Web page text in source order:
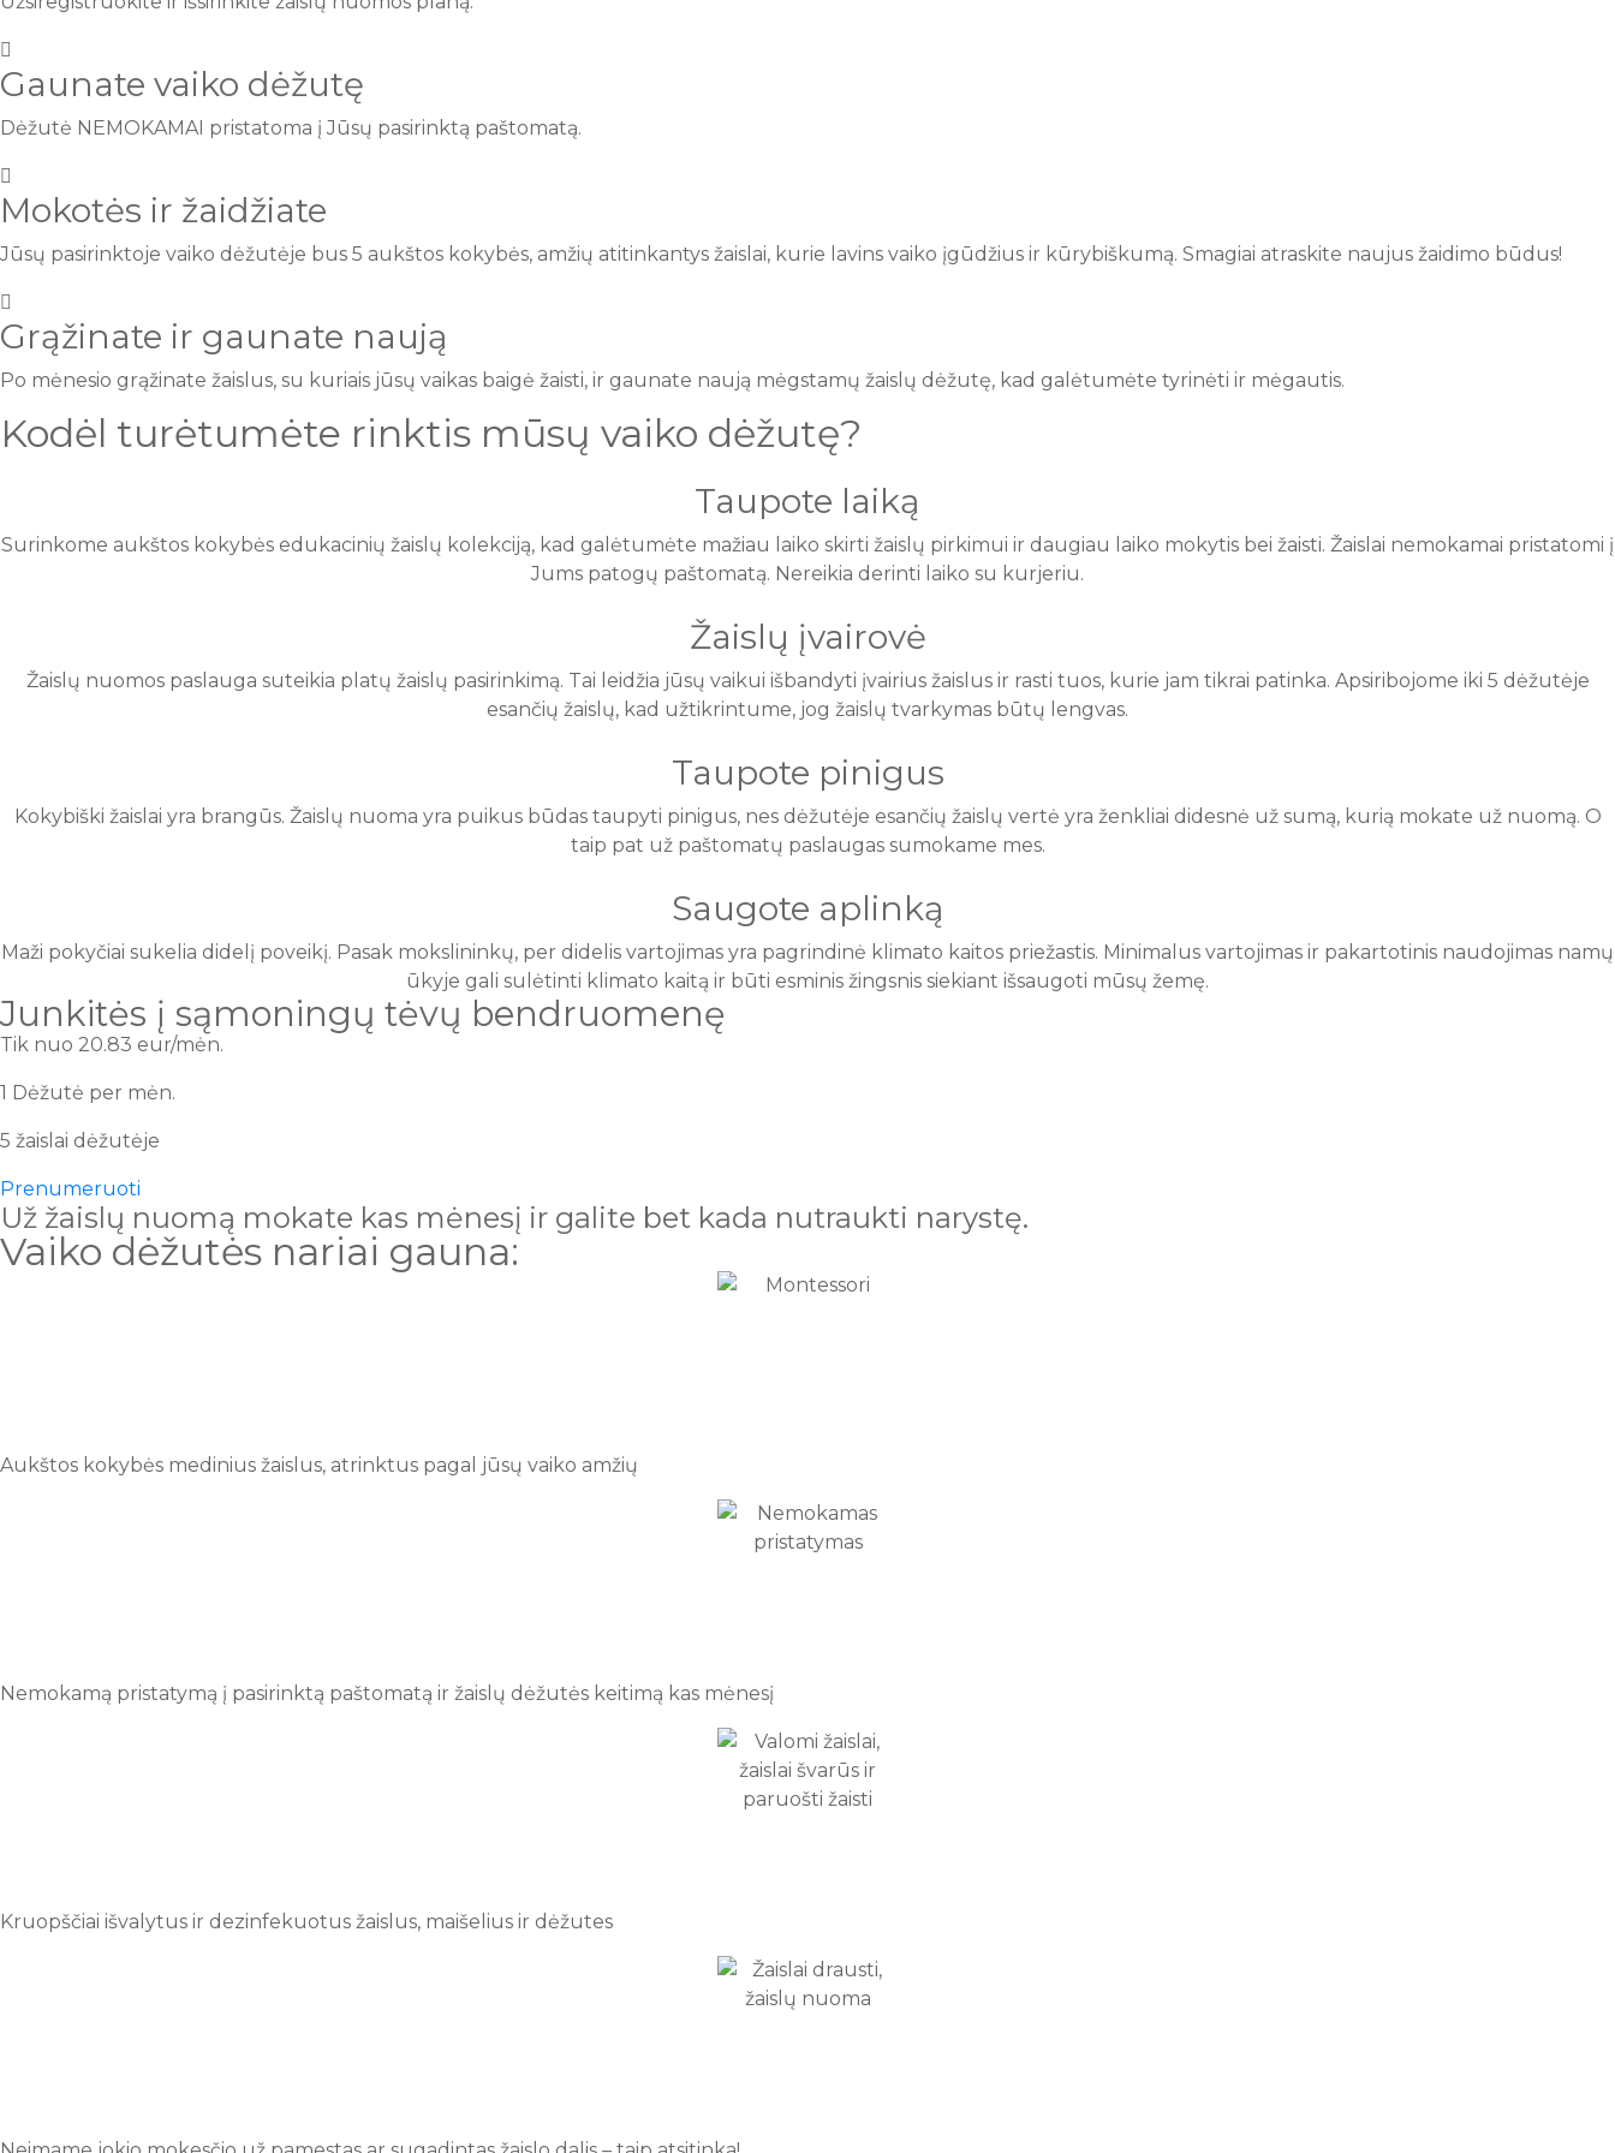
Gaunate vaiko dėžutę
Dėžutė NEMOKAMAI pristatoma į Jūsų pasirinktą paštomatą.
Mokotės ir žaidžiate
Jūsų pasirinktoje vaiko dėžutėje bus 5 aukštos kokybės, amžių atitinkantys žaislai, kurie lavins vaiko įgūdžius ir kūrybiškumą. Smagiai atraskite naujus žaidimo būdus!
Grąžinate ir gaunate naują
Po mėnesio grąžinate žaislus, su kuriais jūsų vaikas baigė žaisti, ir gaunate naują mėgstamų žaislų dėžutę, kad galėtumėte tyrinėti ir mėgautis.
Kodėl turėtumėte rinktis mūsų vaiko dėžutę?
Taupote laiką
Surinkome aukštos kokybės edukacinių žaislų kolekciją, kad galėtumėte mažiau laiko skirti žaislų pirkimui ir daugiau laiko mokytis bei žaisti. Žaislai nemokamai pristatomi į
Jums patogų paštomatą. Nereikia derinti laiko su kurjeriu.
Žaislų įvairovė
Žaislų nuomos paslauga suteikia platų žaislų pasirinkimą. Tai leidžia jūsų vaikui išbandyti įvairius žaislus ir rasti tuos, kurie jam tikrai patinka. Apsiribojome iki 5 dėžutėje
esančių žaislų, kad užtikrintume, jog žaislų tvarkymas būtų lengvas.
Taupote pinigus
Kokybiški žaislai yra brangūs. Žaislų nuoma yra puikus būdas taupyti pinigus, nes dėžutėje esančių žaislų vertė yra ženkliai didesnė už sumą, kurią mokate už nuomą. O
taip pat už paštomatų paslaugas sumokame mes.
Saugote aplinką
Maži pokyčiai sukelia didelį poveikį. Pasak mokslininkų, per didelis vartojimas yra pagrindinė klimato kaitos priežastis. Minimalus vartojimas ir pakartotinis naudojimas namų
ūkyje gali sulėtinti klimato kaitą ir būti esminis žingsnis siekiant išsaugoti mūsų žemę.
Junkitės į sąmoningų tėvų bendruomenę
Tik nuo 20.83 eur/mėn.
1 Dėžutė per mėn.
5 žaislai dėžutėje
Prenumeruoti
Už žaislų nuomą mokate kas mėnesį ir galite bet kada nutraukti narystę.
Vaiko dėžutės nariai gauna:
Aukštos kokybės medinius žaislus, atrinktus pagal jūsų vaiko amžių
Nemokamą pristatymą į pasirinktą paštomatą ir žaislų dėžutės keitimą kas mėnesį
Kruopščiai išvalytus ir dezinfekuotus žaislus, maišelius ir dėžutes